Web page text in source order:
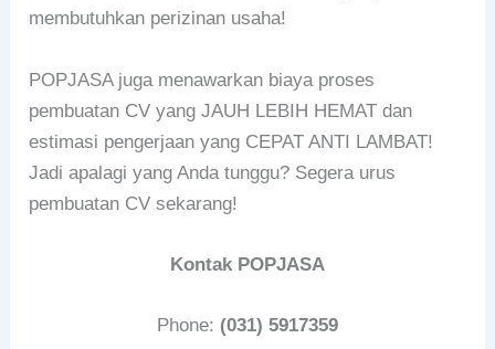
membutuhkan perizinan usaha!
POPJASA juga menawarkan biaya proses
pembuatan CV yang JAUH LEBIH HEMAT dan
estimasi pengerjaan yang CEPAT ANTI LAMBAT!
Jadi apalagi yang Anda tunggu? Segera urus
pembuatan CV sekarang!
Kontak POPJASA
Phone: (031) 5917359